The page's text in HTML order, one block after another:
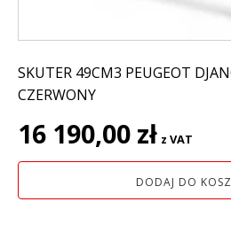
SKUTER 49CM3 PEUGEOT
CZERWONY
16 190,00 zł z VAT
DODAJ DO